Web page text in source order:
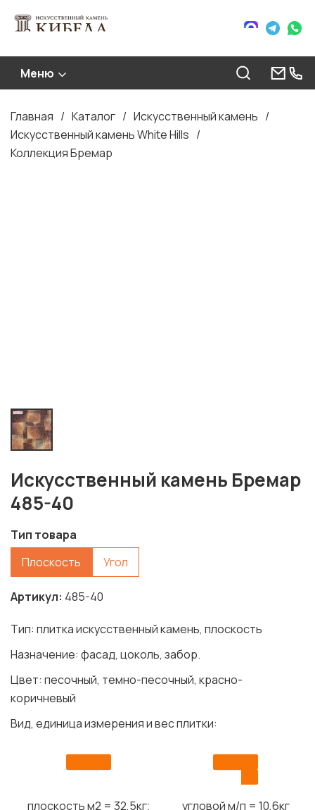
Меню
Строка
навигации
Главная Каталог
Искусственный камень
Искусственный камень White Hills
Коллекция Бремар
Искусственный камень Бремар
485-40
Тип товара
Плоскость
Угол
Артикул 485-40
Тип: плитка искусственный камень, плоскость
Назначение: фасад, цоколь, забор.
Цвет: песочный, темно-песочный, красно-
коричневый
Вид, единица измерения и вес плитки:
плоскость м2 = 32,5кг; угловой м/п = 10,6кг